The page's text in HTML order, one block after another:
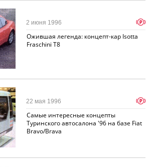
Ожившая легенда: концепт-кар Isotta
Fraschini T8
2 июня 1996 p
Самые интересные концепты
Туринского автосалона '96 на базе Fiat
Bravo/Brava
22 мая 1996 p